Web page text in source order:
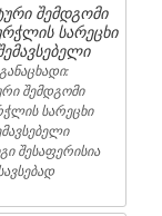
შემდგომი
სარეცხი
განაცხადი:
შემდგომი
სარეცხი
შესაფერისია